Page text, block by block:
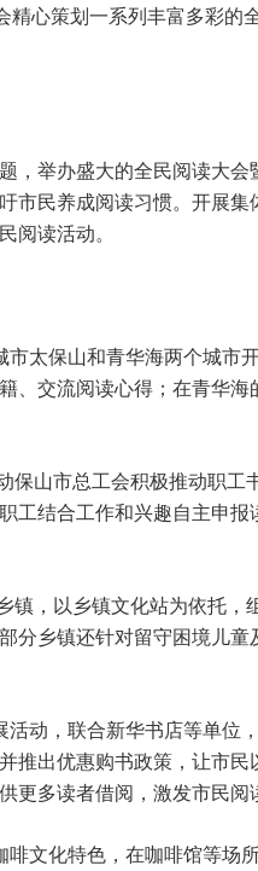
心策划一系列丰富多彩
，举办盛大的全民阅读大
市民养成阅读习惯。开展
阅读活动。
太保山和青华海两个城市
、交流阅读心得；在青华
保山市总工会积极推动职
工结合工作和兴趣自主申
镇，以乡镇文化站为依托
分乡镇还针对留守困境儿
活动，联合新华书店等单
推出优惠购书政策，让市
多读者借阅，激发市民阅
啡文化特色，在咖啡馆等